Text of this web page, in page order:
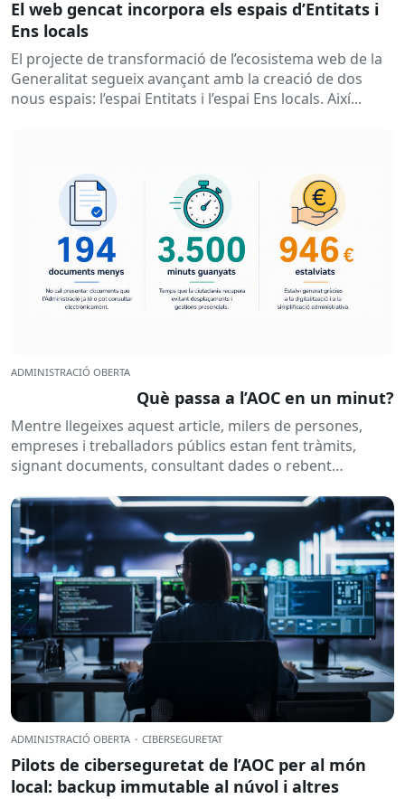
El web gencat incorpora els espais d’Entitats i
Ens locals
El projecte de transformació de l’ecosistema web de la
Generalitat segueix avançant amb la creació de dos
nous espais: l’espai Entitats i l’espai Ens locals. Així...
ADMINISTRACIÓ OBERTA
Què passa a l’AOC en un minut?
Mentre llegeixes aquest article, milers de persones,
empreses i treballadors públics estan fent tràmits,
signant documents, consultant dades o rebent
habitualment...
ADMINISTRACIÓ OBERTA · CIBERSEGURETAT
Pilots de ciberseguretat de l’AOC per al món
local: backup immutable al núvol i altres